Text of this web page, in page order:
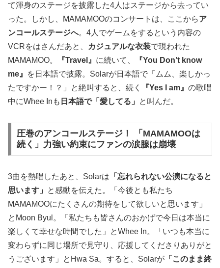
て渾身のステージを披露した4人はステージから去ってい
った。しかし、MAMAMOOのコンサートは、ここからア
ンコールステージへ。4人でゲームをするという内容の
VCRをはさんだあと、
カジュアルな衣装で現われた
MAMAMOO。
『Travel』 に続いて、
『You Don’t know
me』
を日本語で披露。Solarが日本語で「ムム、楽しかっ
たですかー！？」と絶叫すると、続く
『Yes I am』 の歌唱
中にWhee Inも 日本語で「愛してる」 と叫んだ。
圧巻のアンコールステージ！ 「MAMAMOOは
続く」力強い約束にファンの涙腺は崩壊
3曲を熱唱したあと、Solarは 「忘れられない公演になると
思います」
と感動を伝えた。「今後とも私たち
MAMAMOOにたくさんの期待をして欲しいと思います」
とMoon Byul。「私たちも皆さんのおかげで今日は本当に
楽しくて幸せな時間でした」とWhee In。「いつも本当に
変わらずに同じ場所で見守り、応援してくださりありがと
うございます」とHwa Sa。すると、Solarが 「このまま終